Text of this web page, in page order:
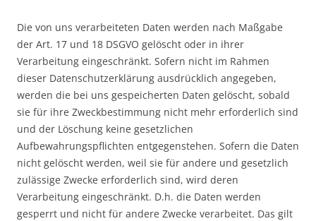
Die von uns verarbeiteten Daten werden nach Maßgabe
der Art. 17 und 18 DSGVO gelöscht oder in ihrer
Verarbeitung eingeschränkt. Sofern nicht im Rahmen
dieser Datenschutzerklärung ausdrücklich angegeben,
werden die bei uns gespeicherten Daten gelöscht, sobald
sie für ihre Zweckbestimmung nicht mehr erforderlich sind
und der Löschung keine gesetzlichen
Aufbewahrungspflichten entgegenstehen. Sofern die Daten
nicht gelöscht werden, weil sie für andere und gesetzlich
zulässige Zwecke erforderlich sind, wird deren
Verarbeitung eingeschränkt. D.h. die Daten werden
gesperrt und nicht für andere Zwecke verarbeitet. Das gilt